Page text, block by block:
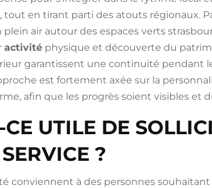
en tirant parti des atouts régionaux.
plein air autour des espaces verts
activité physique et découverte du
garantissent une continuité pendant
est fortement axée sur la
afin que les progrès soient visibles et
UTILE DE
?
conviennent à des personnes souhaitant